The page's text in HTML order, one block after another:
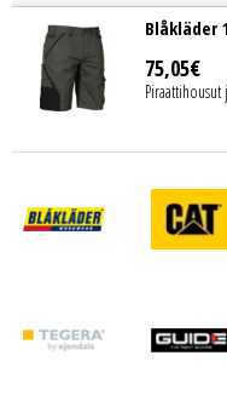
Blåkläder
75,05€
Piraattihousut